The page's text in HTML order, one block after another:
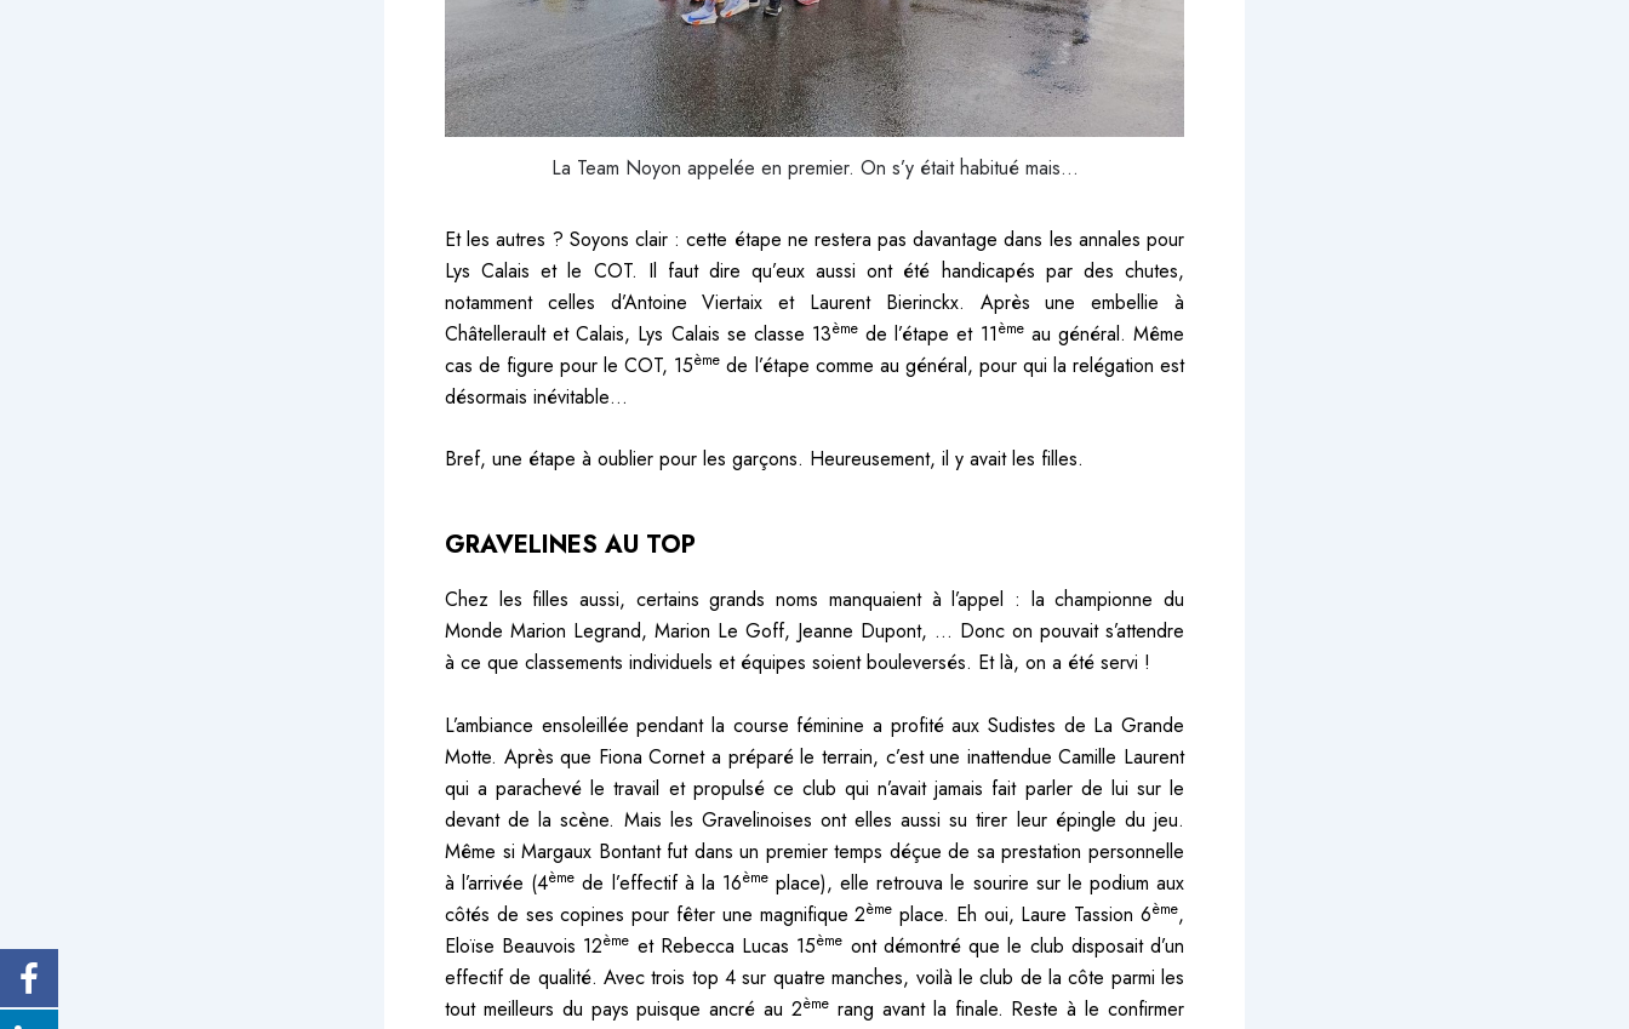
La Team Noyon appelée en premier. On s’y était habitué mais…
Et les autres ? Soyons clair : cette étape ne restera pas davantage dans les annales pour
Lys Calais et le COT. Il faut dire qu’eux aussi ont été handicapés par des chutes,
notamment celles d’Antoine Viertaix et Laurent Bierinckx. Après une embellie à
Châtellerault et Calais, Lys Calais se classe 13ème de l’étape et 11èmeau général. Même
cas de figure pour le COT, 15ème de l’étape comme au général, pour qui la relégation est
désormais inévitable…
Bref, une étape à oublier pour les garçons. Heureusement, il y avait les filles.
GRAVELINES AU TOP
Chez les filles aussi, certains grands noms manquaient à l’appel : la championne du
Monde Marion Legrand, Marion Le Goff, Jeanne Dupont, … Donc on pouvait s’attendre
à ce que classements individuels et équipes soient bouleversés. Et là, on a été servi !
L’ambiance ensoleillée pendant la course féminine a profité aux Sudistes de La Grande
Motte. Après que Fiona Cornet a préparé le terrain, c’est une inattendue Camille Laurent
qui a parachevé le travail et propulsé ce club qui n’avait jamais fait parler de lui sur le
devant de la scène. Mais les Gravelinoises ont elles aussi su tirer leur épingle du jeu.
Même si Margaux Bontant fut dans un premier temps déçue de sa prestation personnelle
à l’arrivée (4ème de l’effectif à la 16èmeplace), elle retrouva le sourire sur le podium aux
côtés de ses copines pour fêter une magnifique 2ème place. Eh oui, Laure Tassion 6ème,
Eloïse Beauvois 12ème et Rebecca Lucas 15ème ont démontré que le club disposait d’un
effectif de qualité. Avec trois top 4 sur quatre manches, voilà le club de la côte parmi les
tout meilleurs du pays puisque ancré au 2ème rang avant la finale. Reste à le confirmer